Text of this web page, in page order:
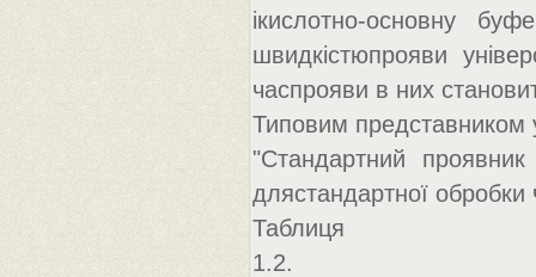
ікислотно-основну
швидкістюпрояви
часпрояви в них
Типовим представником
"Стандартний
длястандартної обробки
Таблиця
1.2.